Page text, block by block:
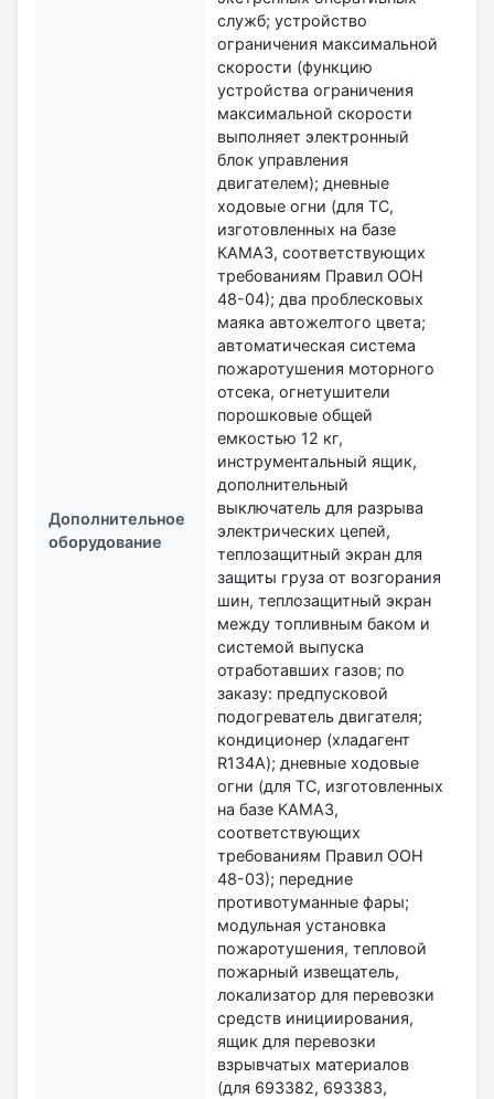
Дополнительное
оборудование
служб; устройство
ограничения максимальной
скорости (функцию
устройства ограничения
максимальной скорости
выполняет электронный
блок управления
двигателем); дневные
ходовые огни (для ТС,
изготовленных на базе
КАМАЗ, соответствующих
требованиям Правил ООН
48-04); два проблесковых
маяка автожелтого цвета;
автоматическая система
пожаротушения моторного
отсека, огнетушители
порошковые общей
емкостью 12 кг,
инструментальный ящик,
дополнительный
выключатель для разрыва
электрических цепей,
теплозащитный экран для
защиты груза от возгорания
шин, теплозащитный экран
между топливным баком и
системой выпуска
отработавших газов; по
заказу: предпусковой
подогреватель двигателя;
кондиционер (хладагент
R134A); дневные ходовые
огни (для ТС, изготовленных
на базе КАМАЗ,
соответствующих
требованиям Правил ООН
48-03); передние
противотуманные фары;
модульная установка
пожаротушения, тепловой
пожарный извещатель,
локализатор для перевозки
средств инициирования,
ящик для перевозки
взрывчатых материалов
(для 693382, 693383,